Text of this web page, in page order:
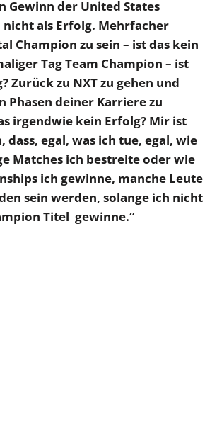
Gewinn der United States
nicht als Erfolg. Mehrfacher
Champion zu sein – ist das kein
Tag Team Champion – ist
Zurück zu NXT zu gehen und
Phasen deiner Karriere zu
irgendwie kein Erfolg? Mir ist
dass, egal, was ich tue, egal, wie
Matches ich bestreite oder wie
ich gewinne, manche Leute
sein werden, solange ich nicht
Titel gewinne.“